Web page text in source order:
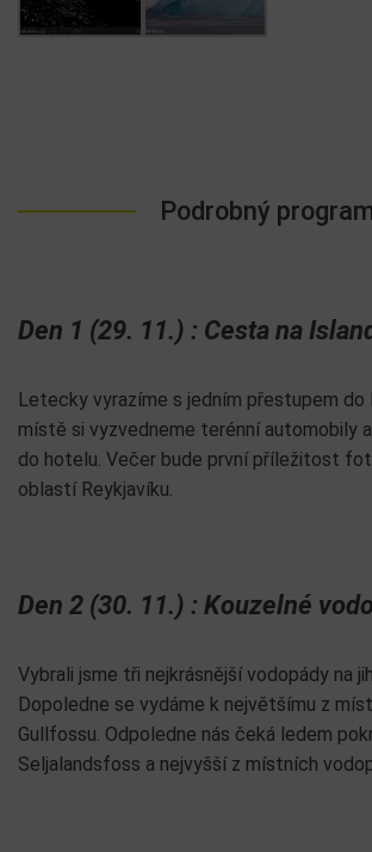
Podrobný
Den 1 (29. 11.) : Cesta na
Letecky vyrazíme s jedním přestupem do
místě si vyzvedneme terénní automobily
do hotelu. Večer bude první příležitost
oblastí Reykjavíku.
Den 2 (30. 11.) : Kouzelné
Vybrali jsme tři nejkrásnější vodopády na
Dopoledne se vydáme k největšímu z
Gullfossu. Odpoledne nás čeká ledem
Seljalandsfoss a nejvyšší z místních